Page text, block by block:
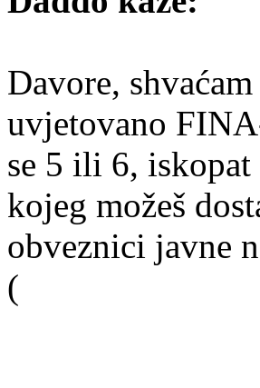
Davore,
uvjetovano
se 5 ili 6,
kojeg možeš
obveznici javne
(